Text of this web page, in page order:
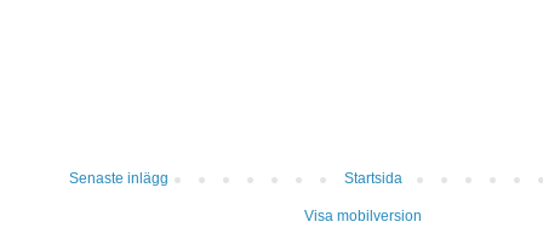
Senaste inlägg Startsida
Visa mobilversion